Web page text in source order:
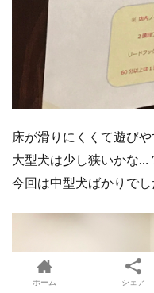
床が滑りにくくて遊びや
大型犬は少し狭いかな…
今回は中型犬ばかりで
ホーム シェア